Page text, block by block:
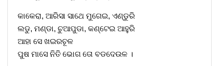
କାକେରା, ଆରିସା ସାଥେ ମୁଗେଇ, ଏଣ୍ଡୁରି
ଲଡୁ, ମଣ୍ଡା, ଚୁଆପୁଡା, କଣ୍ଟେଇ ଆହୁରି
ଆହା ସେ ଖଇରଚୂଳ
ପୁଷ ମାସେ ନିତି ଭୋଗ ତୋ ବଡଦେଉଳ ।